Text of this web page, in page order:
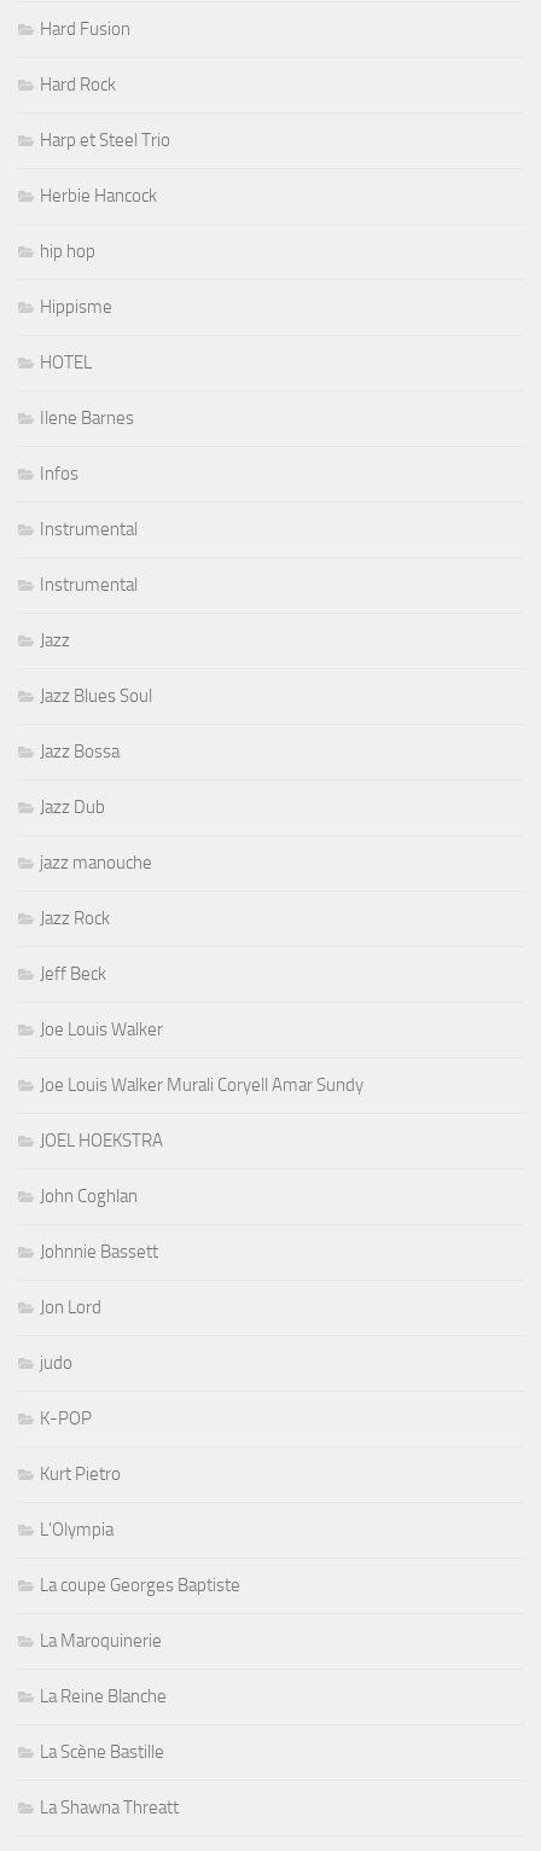
Hard Fusion
Hard Rock
Harp et Steel Trio
Herbie Hancock
hip hop
Hippisme
HOTEL
Ilene Barnes
Infos
Instrumental
Instrumental
Jazz
Jazz Blues Soul
Jazz Bossa
Jazz Dub
jazz manouche
Jazz Rock
Jeff Beck
Joe Louis Walker
Joe Louis Walker Murali Coryell Amar Sundy
JOEL HOEKSTRA
John Coghlan
Johnnie Bassett
Jon Lord
judo
K-POP
Kurt Pietro
L'Olympia
La coupe Georges Baptiste
La Maroquinerie
La Reine Blanche
La Scène Bastille
La Shawna Threatt